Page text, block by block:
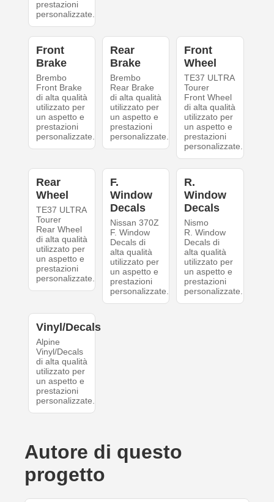
prestazioni
personalizzate.
Front
Brake
Brembo
Front Brake
di alta qualità
utilizzato per
un aspetto e
prestazioni
personalizzate.
Rear
Brake
Brembo
Rear Brake
di alta qualità
utilizzato per
un aspetto e
prestazioni
personalizzate.
Front
Wheel
TE37 ULTRA
Tourer
Front Wheel
di alta qualità
utilizzato per
un aspetto e
prestazioni
personalizzate.
Rear
Wheel
TE37 ULTRA
Tourer
Rear Wheel
di alta qualità
utilizzato per
un aspetto e
prestazioni
personalizzate.
F.
Window
Decals
Nissan 370Z
F. Window
Decals di
alta qualità
utilizzato per
un aspetto e
prestazioni
personalizzate.
R.
Window
Decals
Nismo
R. Window
Decals di
alta qualità
utilizzato per
un aspetto e
prestazioni
personalizzate.
Vinyl/Decals
Alpine
Vinyl/Decals
di alta qualità
utilizzato per
un aspetto e
prestazioni
personalizzate.
Autore di questo
progetto